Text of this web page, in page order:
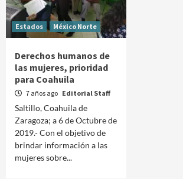
Estados México Norte
Derechos humanos de
las mujeres, prioridad
para Coahuila
7 años ago Editorial Staff
Saltillo, Coahuila de
Zaragoza; a 6 de Octubre de
2019.- Con el objetivo de
brindar información a las
mujeres sobre...